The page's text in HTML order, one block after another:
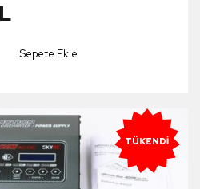
Sepete Ekle
TÜKENDI